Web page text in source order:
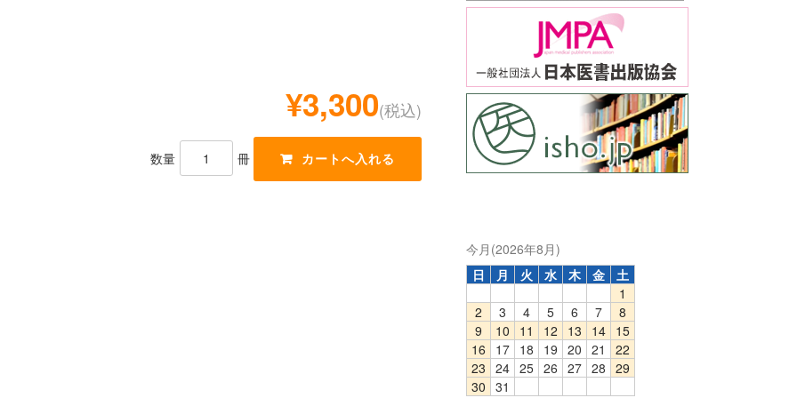
¥3,300(税込)
数量 冊
今月(2026年8月)
日
月 火 水 木 金
土
1
2
3 4 5 6 7
8
9
10 11 12 13 14 15
16
17 18 19 20 21
22
23 24 25 26 27 28 29
30 31